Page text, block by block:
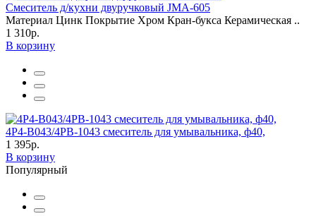
Смеситель д/кухни двуручковый JMA-605
Материал Цинк Покрытие Хром Кран-букса Керамическая ..
1 310р.
В корзину
4P4-B043/4PB-1043 смеситель для умывальника, ф40,
1 395р.
В корзину
Популярный